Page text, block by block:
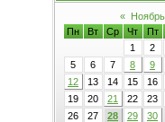
«
Пн
Вт Ср Чт Пт
1
2
5
6 7 8 9
12
13 14 15 16
19
20 21 22 23
26
27 28 29 30